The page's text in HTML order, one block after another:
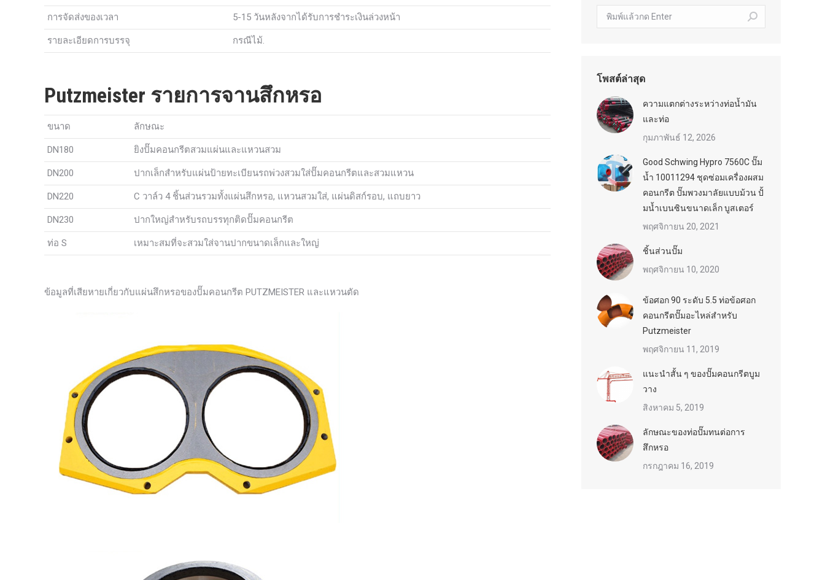
การจัดส่งของเวลา 5-15 วันหลังจากได้รับการชำระเงินล่วงหน้า
รายละเอียดการบรรจุ กรณีไม้.
Putzmeister รายการจานสึกหรอ
ขนาด ลักษณะ
DN180 ยิงปั๊มคอนกรีตสวมแผ่นและแหวนสวม
DN200 ปากเล็กสำหรับแผ่นป้ายทะเบียนรถพ่วงสวมใส่ปั๊มคอนกรีตและสวมแหวน
DN220 C วาล์ว 4 ชิ้นส่วนรวมทั้งแผ่นสึกหรอ, แหวนสวมใส่, แผ่นดิสก์รอบ, แถบยาว
DN230 ปากใหญ่สำหรับรถบรรทุกติดปั๊มคอนกรีต
ท่อ S เหมาะสมที่จะสวมใส่จานปากขนาดเล็กและใหญ่
ข้อมูลที่เสียหายเกี่ยวกับแผ่นสึกหรอของปั๊มคอนกรีต PUTZMEISTER และแหวนตัด
ค้นหา:
โพสต์ล่าสุด
ความแตกต่างระหว่างท่อน้ำมัน
และท่อ
กุมภาพันธ์ 12, 2026
Good Schwing Hypro 7560C ปั๊ม
น้ำ 10011294 ชุดซ่อมเครื่องผสม
คอนกรีต ปั๊มพวงมาลัยแบบม้วน ปั้
มน้ำเบนซินขนาดเล็ก บูสเตอร์
พฤศจิกายน 20, 2021
ชิ้นส่วนปั๊ม
พฤศจิกายน 10, 2020
ข้อศอก 90 ระดับ 5.5 ท่อข้อศอก
คอนกรีตปั๊มอะไหล่สำหรับ
Putzmeister
พฤศจิกายน 11, 2019
แนะนำสั้น ๆ ของปั๊มคอนกรีตบูม
วาง
สิงหาคม 5, 2019
ลักษณะของท่อปั๊มทนต่อการ
สึกหรอ
กรกฎาคม 16, 2019